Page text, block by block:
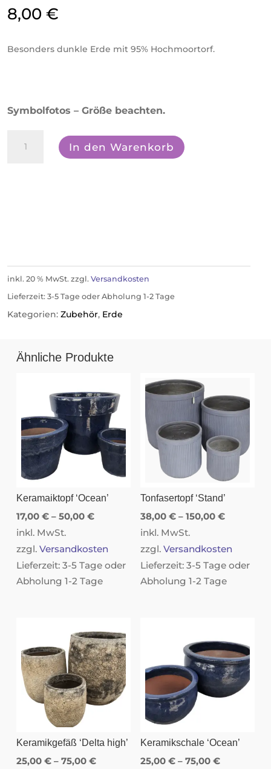
8,00 €
Besonders dunkle Erde mit 95% Hochmoortorf.
Symbolfotos – Größe beachten.
In den Warenkorb
inkl. 20 % MwSt. zzgl. Versandkosten
Lieferzeit: 3-5 Tage oder Abholung 1-2 Tage
Kategorien: Zubehör, Erde
Ähnliche Produkte
Keramaiktopf ‘Ocean’
17,00 € – 50,00 €
inkl. MwSt.
zzgl. Versandkosten
Lieferzeit: 3-5 Tage oder
Abholung 1-2 Tage
Tonfasertopf ‘Stand’
38,00 €– 150,00 €
inkl. MwSt.
zzgl. Versandkosten
Lieferzeit: 3-5 Tage oder
Abholung 1-2 Tage
Keramikgefäß ‘Delta high’
25,00 € – 75,00 €
Keramikschale ‘Ocean’
25,00 €– 75,00 €